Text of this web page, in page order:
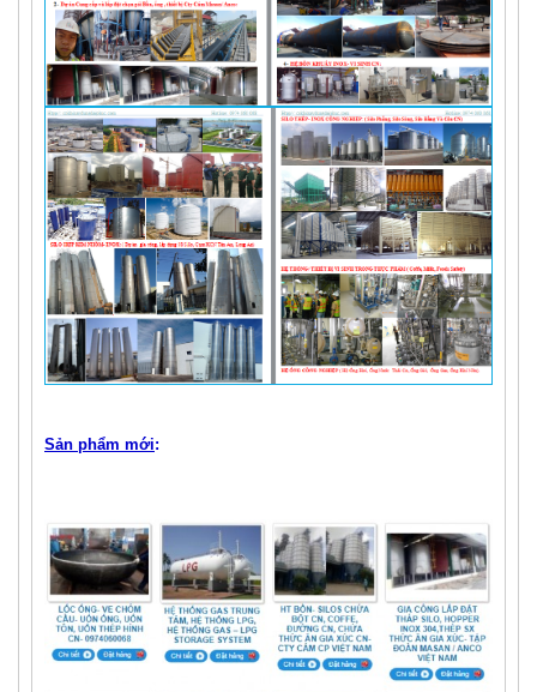
Sản phẩm mới: